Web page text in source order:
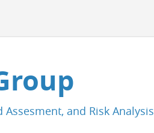
and Risk Analysis